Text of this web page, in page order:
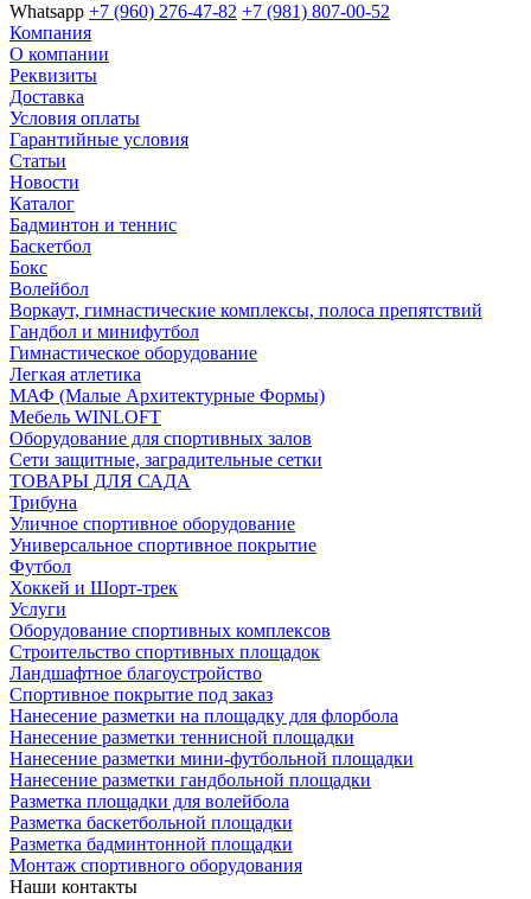
Whatsapp +7 (960) 276-47-82 +7 (981) 807-00-52
Компания
О компании
Реквизиты
Доставка
Условия оплаты
Гарантийные условия
Статьи
Новости
Каталог
Бадминтон и теннис
Баскетбол
Бокс
Волейбол
Воркаут, гимнастические комплексы, полоса препятствий
Гандбол и минифутбол
Гимнастическое оборудование
Легкая атлетика
МАФ (Малые Архитектурные Формы)
Мебель WINLOFT
Оборудование для спортивных залов
Сети защитные, заградительные сетки
ТОВАРЫ ДЛЯ САДА
Трибуна
Уличное спортивное оборудование
Универсальное спортивное покрытие
Футбол
Хоккей и Шорт-трек
Услуги
Оборудование спортивных комплексов
Строительство спортивных площадок
Ландшафтное благоустройство
Спортивное покрытие под заказ
Нанесение разметки на площадку для флорбола
Нанесение разметки теннисной площадки
Нанесение разметки мини-футбольной площадки
Нанесение разметки гандбольной площадки
Разметка площадки для волейбола
Разметка баскетбольной площадки
Разметка бадминтонной площадки
Монтаж спортивного оборудования
Наши контакты